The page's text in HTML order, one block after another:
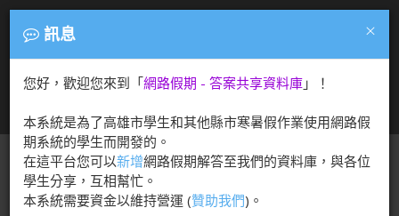
×
訊息
您好，歡迎您來到「網路假期 - 答案共享資料庫 」！
本系統是為了高雄市學生和其他縣市寒暑假作業使用網路假
期系統的學生而開發的。
在這平台您可以新增網路假期解答至我們的資料庫，與各位
學生分享，互相幫忙。
本系統需要資金以維持營運 (贊助我們)。
方便您找尋網路假期解答，分享答案！
o
g